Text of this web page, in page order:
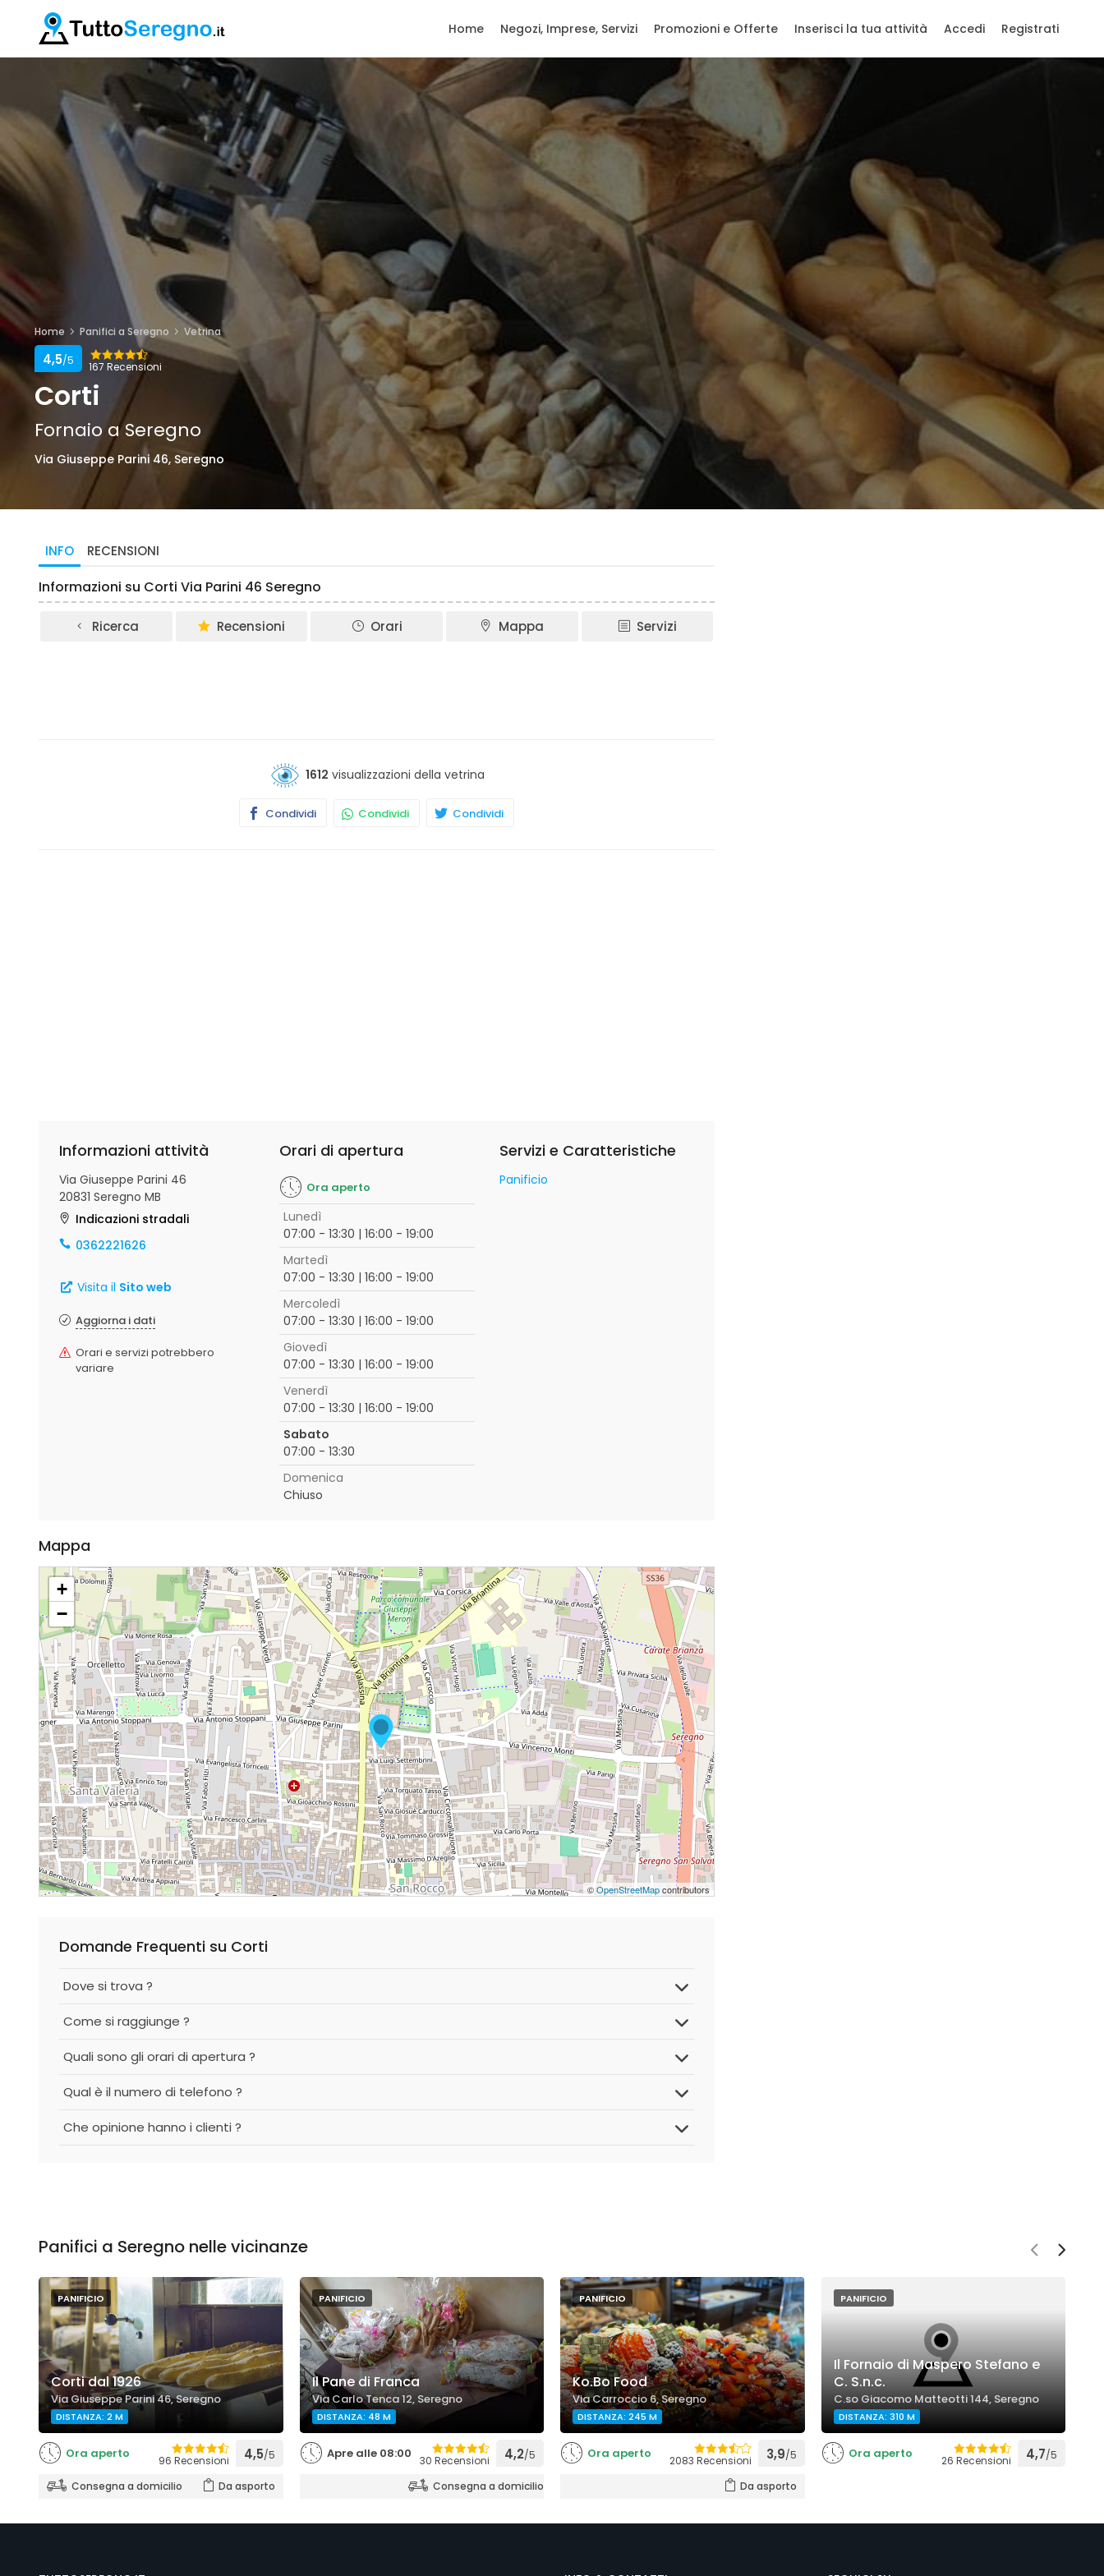
Home Negozi, Imprese, Servizi Promozioni e Offerte Inserisci la tua attività Accedi Registrati
Home Panifici a Seregno Vetrina
167 Recensioni
4,5/5
Corti
Fornaio a Seregno
Via Giuseppe Parini 46, Seregno
INFO RECENSIONI
Informazioni su Corti Via Parini 46 Seregno
Ricerca Recensioni Orari Mappa Servizi
1612 visualizzazioni della vetrina
Condividi Condividi Condividi
Informazioni attività
Via Giuseppe Parini 46
20831 Seregno MB
Indicazioni stradali
0362221626
Visita il Sito web
Aggiorna i dati
Orari e servizi potrebbero
variare
Orari di apertura
Ora aperto
Lunedì
07:00 - 13:30 | 16:00 - 19:00
Martedì
07:00 - 13:30 | 16:00 - 19:00
Mercoledì
07:00 - 13:30 | 16:00 - 19:00
Giovedì
07:00 - 13:30 | 16:00 - 19:00
Venerdì
07:00 - 13:30 | 16:00 - 19:00
Sabato
07:00 - 13:30
Domenica
Chiuso
Servizi e Caratteristiche
Panificio
Mappa
+
−
©OpenStreetMapcontributors
Domande Frequenti su Corti
Dove si trova ?
Come si raggiunge ?
Quali sono gli orari di apertura ?
Qual è il numero di telefono ?
Che opinione hanno i clienti ?
Panifici a Seregno nelle vicinanze
PANIFICIO
Corti dal 1926
Via Giuseppe Parini 46, Seregno
DISTANZA: 2 M
Ora aperto 96 Recensioni 4,5/5
Consegna a domicilio Da asporto
PANIFICIO
Il Pane di Franca
Via Carlo Tenca 12, Seregno
DISTANZA: 48 M
Apre alle 08:00 30 Recensioni 4,2/5
Consegna a domicilio
PANIFICIO
Ko.Bo Food
Via Carroccio 6, Seregno
DISTANZA: 245 M
Ora aperto 2083 Recensioni 3,9/5
Da asporto
PANIFICIO
Il Fornaio di Maspero Stefano e
C. S.n.c.
C.so Giacomo Matteotti 144, Seregno
DISTANZA: 310 M
Ora aperto 26 Recensioni 4,7/5